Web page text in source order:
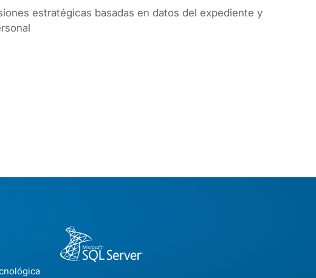
estratégicas basadas en datos del expediente y